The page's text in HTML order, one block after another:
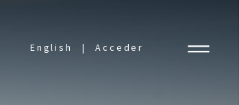
English Acceder